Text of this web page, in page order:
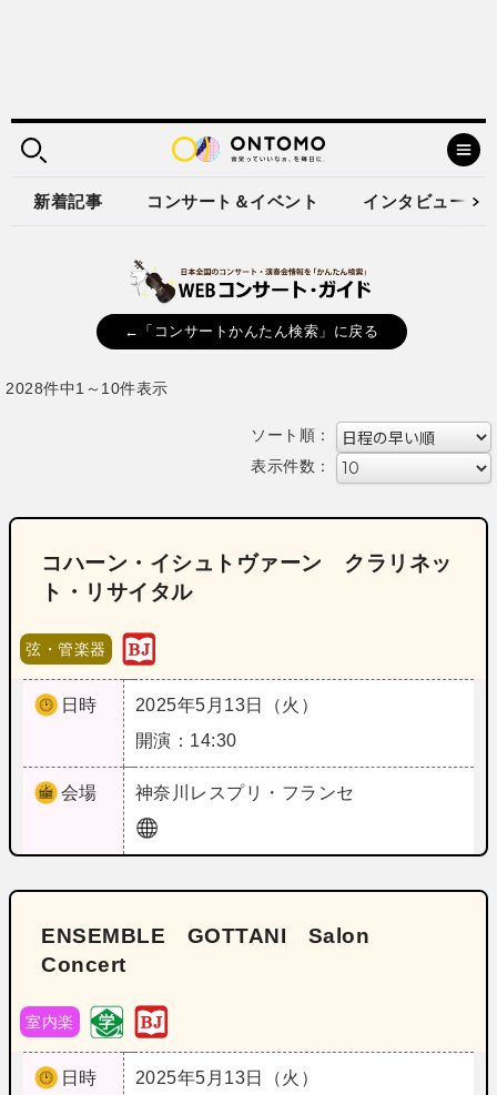
新着記事 コンサート＆イベント インタビュー
←「コンサートかんたん検索」に戻る
2028件中1～10件表示
ソート順：
表示件数：
コハーン・イシュトヴァーン クラリネッ
ト・リサイタル
弦・管楽器
日時
2025年5月13日（火）
開演：14:30
会場 神奈川 レスプリ・フランセ
ENSEMBLE GOTTANI Salon
Concert
室内楽
日時
2025年5月13日（火）